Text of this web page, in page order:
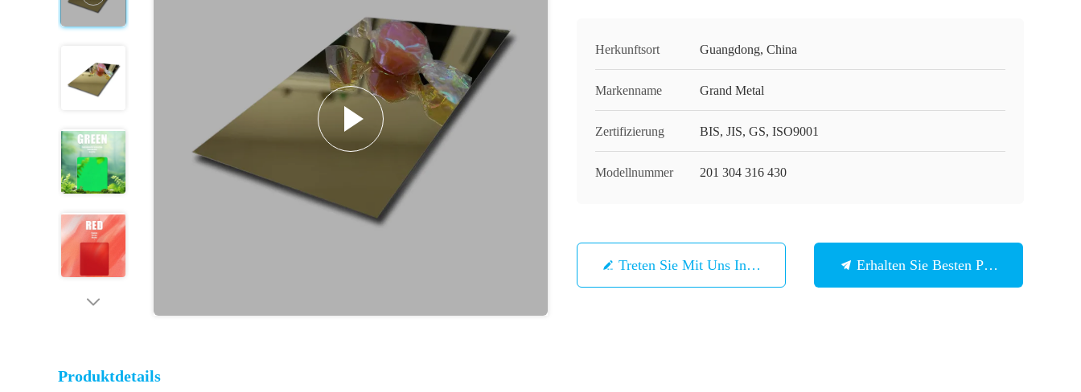
Herkunftsort Guangdong, China
Markenname Grand Metal
Zertifizierung BIS, JIS, GS, ISO9001
Modellnummer 201 304 316 430
Treten Sie Mit Uns In Verbindung Erhalten Sie Besten Preis
Produktdetails